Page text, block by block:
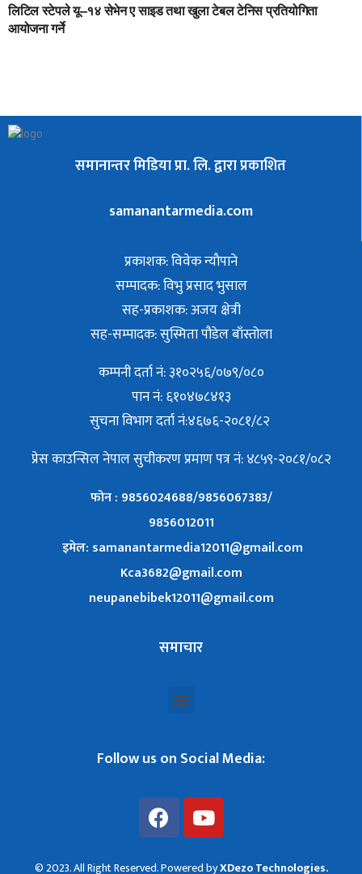
लिटिल स्टेपले यू–१४ सेभेन ए साइड तथा खुला टेबल टेनिस प्रतियोगिता
आयोजना गर्ने
समानान्तर मिडिया प्रा. लि. द्वारा प्रकाशित
samanantarmedia.com
प्रकाशक: विवेक न्याैपाने
सम्पादक: विभु प्रसाद भुसाल
सह-प्रकाशक: अजय क्षेत्री
सह-सम्पादक: सुस्मिता पौडेल बाँस्तोला
कम्पनी दर्ता नं: ३१०२५६/०७९/०८०
पान नं: ६१०४७८४१३
सुचना विभाग दर्ता नं:४६७६-२०८१/८२
प्रेस काउन्सिल नेपाल सुचीकरण प्रमाण पत्र नं: ४८५९-२०८१/०८२
फोन : 9856024688/9856067383/
9856012011
इमेल: samanantarmedia12011@gmail.com
Kca3682@gmail.com
neupanebibek12011@gmail.com
समाचार
Follow us on Social Media:
© 2023. All Right Reserved. Powered byXDezo Technologies.